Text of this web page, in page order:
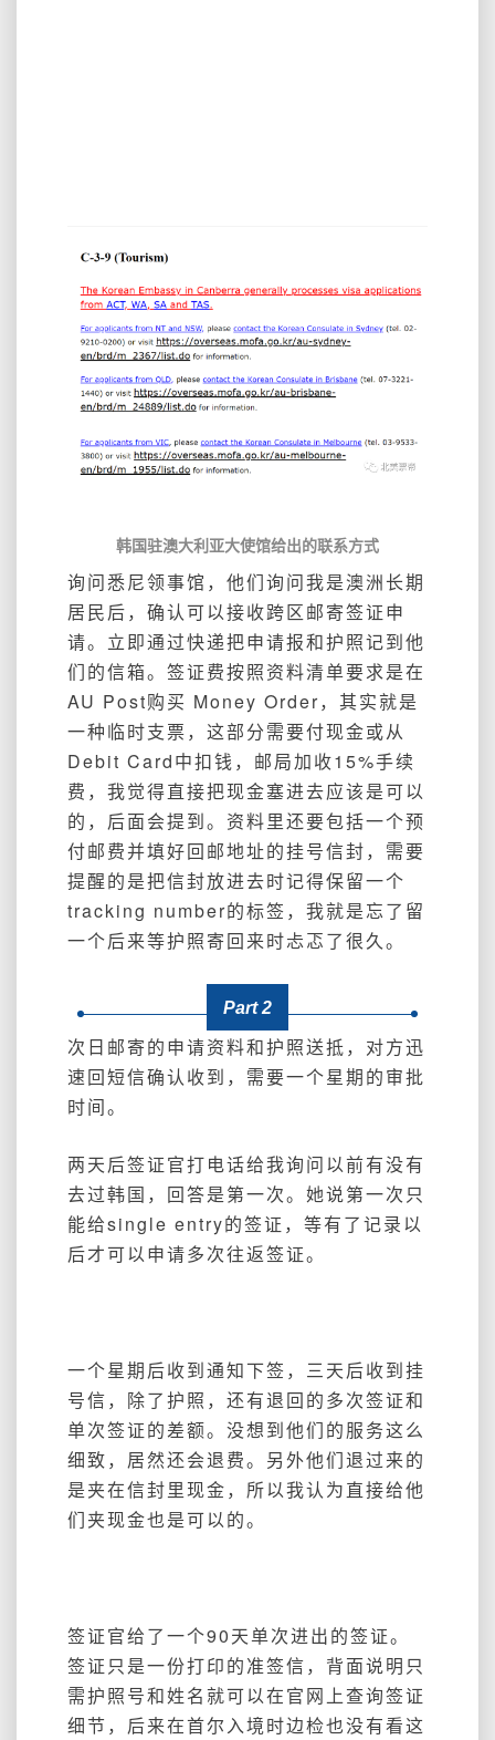
韩国驻澳大利亚大使馆给出的联系方式
询问悉尼领事馆，他们询问我是澳洲长期
居民后，确认可以接收跨区邮寄签证申
请。 立即通过快递把申请报和护照记到他
们的信箱。 签证费按照资料清单要求是在
AU Post购买 Money Order，其实就是
一种临时支票，这部分需要付现金或从
Debit Card中扣钱，邮局加收15%手续
费，我觉得直接把现金塞进去应该是可以
的，后面会提到。 资料里还要包括一个预
付邮费并填好回邮地址的挂号信封，需要
提醒的是把信封放进去时记得保留一个
tracking number的标签，我就是忘了留
一个后来等护照寄回来时忐忑了很久。
Part 2
次日邮寄的申请资料和护照送抵，对方迅
速回短信确认收到，需要一个星期的审批
时间。
两天后签证官打电话给我询问以前有没有
去过韩国，回答是第一次。她说第一次只
能给single entry的签证，等有了记录以
后才可以申请多次往返签证。
一个星期后收到通知下签，三天后收到挂
号信，除了护照，还有退回的多次签证和
单次签证的差额。没想到他们的服务这么
细致，居然还会退费。另外他们退过来的
是夹在信封里现金，所以我认为直接给他
们夹现金也是可以的。
签证官给了一个90天单次进出的签证。
签证只是一份打印的准签信，背面说明只
需护照号和姓名就可以在官网上查询签证
细节，后来在首尔入境时边检也没有看这